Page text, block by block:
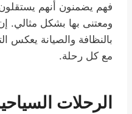
فهم يضمنون أنهم
ومعتنى بها بشكل مثالي.
بالنظافة والصيانة يعكس
مع كل رحلة.
الرحلات